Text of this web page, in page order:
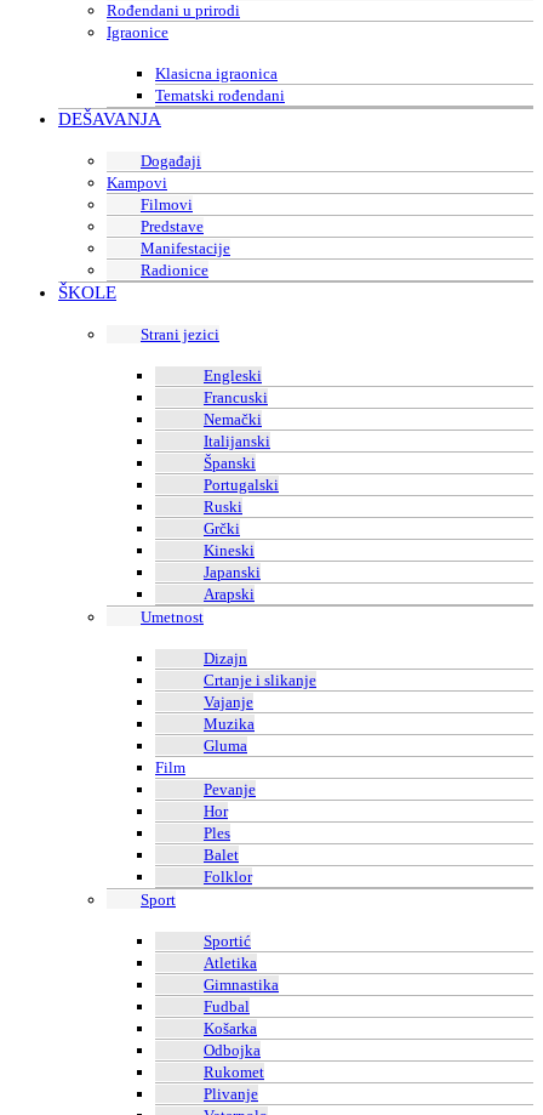
Rođendani u prirodi
Igraonice
Klasicna igraonica
Tematski rođendani
DEŠAVANJA
Događaji
Kampovi
Filmovi
Predstave
Manifestacije
Radionice
ŠKOLE
Strani jezici
Engleski
Francuski
Nemački
Italijanski
Španski
Portugalski
Ruski
Grčki
Kineski
Japanski
Arapski
Umetnost
Dizajn
Crtanje i slikanje
Vajanje
Muzika
Gluma
Film
Pevanje
Hor
Ples
Balet
Folklor
Sport
Sportić
Atletika
Gimnastika
Fudbal
Košarka
Odbojka
Rukomet
Plivanje